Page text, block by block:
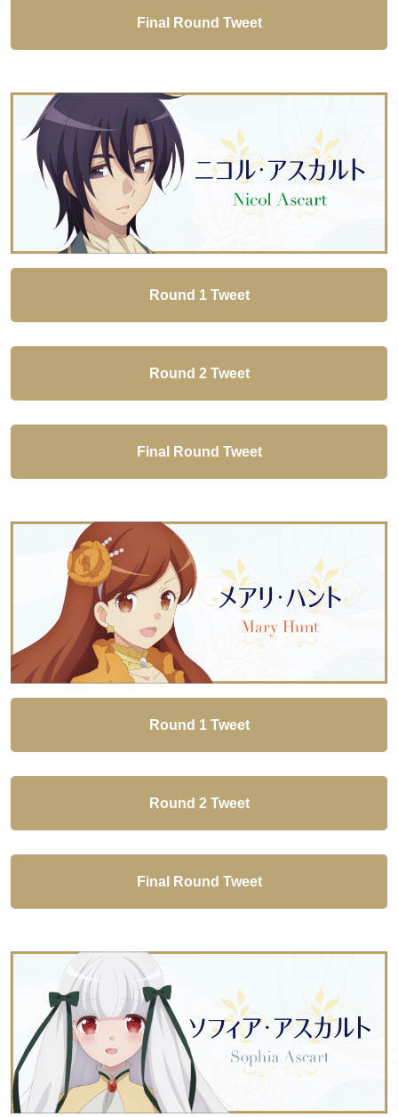
Final Round Tweet
Round 1 Tweet
Round 2 Tweet
Final Round Tweet
Round 1 Tweet
Round 2 Tweet
Final Round Tweet